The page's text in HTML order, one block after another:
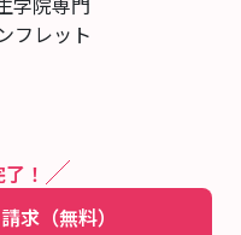
！
求（無料）